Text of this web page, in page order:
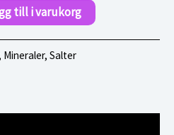
till i varukorg
Salter